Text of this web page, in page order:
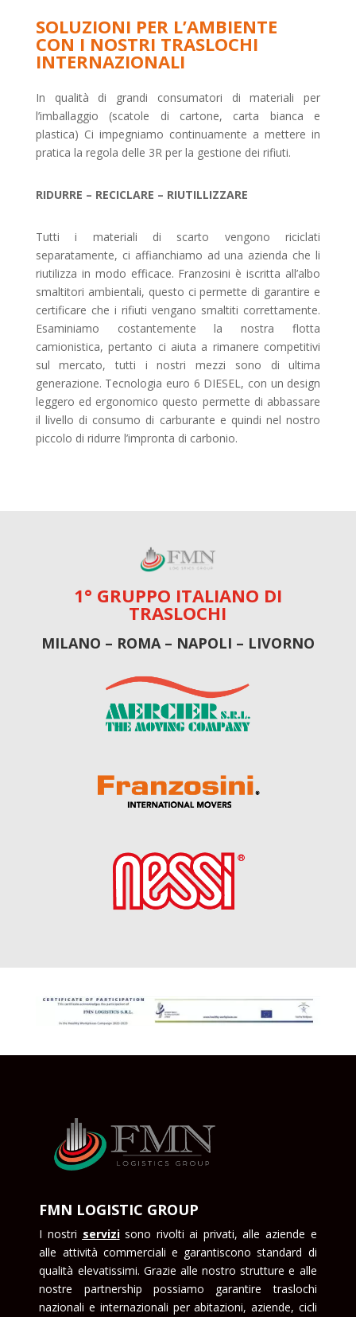
SOLUZIONI PER L’AMBIENTE
CON I NOSTRI TRASLOCHI
INTERNAZIONALI
In qualità di grandi consumatori di materiali per
l’imballaggio (scatole di cartone, carta bianca e
plastica) Ci impegniamo continuamente a mettere in
pratica la regola delle 3R per la gestione dei rifiuti.
RIDURRE – RECICLARE – RIUTILLIZZARE
Tutti i materiali di scarto vengono riciclati
separatamente, ci affianchiamo ad una azienda che li
riutilizza in modo efficace. Franzosini è iscritta all’albo
smaltitori ambientali, questo ci permette di garantire e
certificare che i rifiuti vengano smaltiti correttamente.
Esaminiamo costantemente la nostra flotta
camionistica, pertanto ci aiuta a rimanere competitivi
sul mercato, tutti i nostri mezzi sono di ultima
generazione. Tecnologia euro 6 DIESEL, con un design
leggero ed ergonomico questo permette di abbassare
il livello di consumo di carburante e quindi nel nostro
piccolo di ridurre l’impronta di carbonio.
1° GRUPPO ITALIANO DI
TRASLOCHI
MILANO – ROMA – NAPOLI – LIVORNO
FMN LOGISTIC GROUP
I nostri servizisono rivolti ai privati, alle aziende e
alle attività commerciali e garantiscono standard di
qualità elevatissimi. Grazie alle nostro strutture e alle
nostre partnership possiamo garantire traslochi
nazionali e internazionali per abitazioni, aziende, cicli